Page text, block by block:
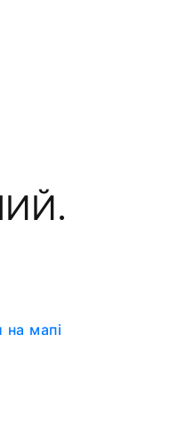
на мапі